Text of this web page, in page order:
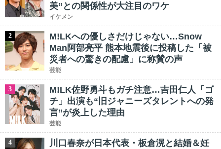
美”との関係性が大注目のワケ
イケメン
2
M!LKへの優しさだけじゃない…Snow
Man阿部亮平 熊本地震後に投稿した「被
災者への驚きの配慮」に称賛の声
芸能
3
M!LK佐野勇斗もガチ注意…吉田仁人「ゴ
チ」出演も“旧ジャニーズタレントへの発
言”が炎上した理由
芸能
4 川口春奈が日本代表・板倉滉と結婚＆妊